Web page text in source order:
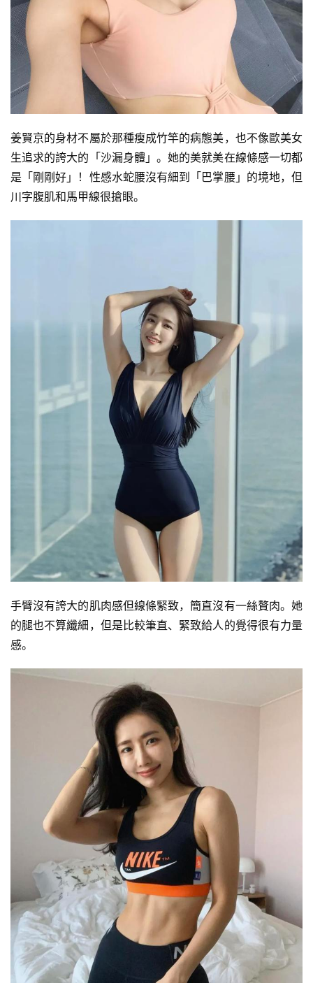
姜賢京的身材不屬於那種瘦成竹竿的病態美，也不像歐美女
生追求的誇大的「沙漏身體」。她的美就美在線條感一切都
是「剛剛好」！性感水蛇腰沒有細到「巴掌腰」的境地，但
川字腹肌和馬甲線很搶眼。
手臂沒有誇大的肌肉感但線條緊致，簡直沒有一絲贅肉。她
的腿也不算纖細，但是比較筆直、緊致給人的覺得很有力量
感。